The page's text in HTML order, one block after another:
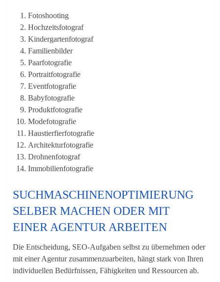
Fotoshooting
Hochzeitsfotograf
Kindergartenfotograf
Familienbilder
Paarfotografie
Portraitfotografie
Eventfotografie
Babyfotografie
Produktfotografie
Modefotografie
Haustierfierfotografie
Architekturfotografie
Drohnenfotograf
Immobilienfotografie
SUCHMASCHINENOPTIMIERUNG
SELBER MACHEN ODER MIT
EINER AGENTUR ARBEITEN
Die Entscheidung, SEO-Aufgaben selbst zu übernehmen oder
mit einer Agentur zusammenzuarbeiten, hängt stark von Ihren
individuellen Bedürfnissen, Fähigkeiten und Ressourcen ab.